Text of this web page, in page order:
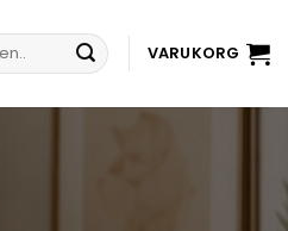
VARUKORG